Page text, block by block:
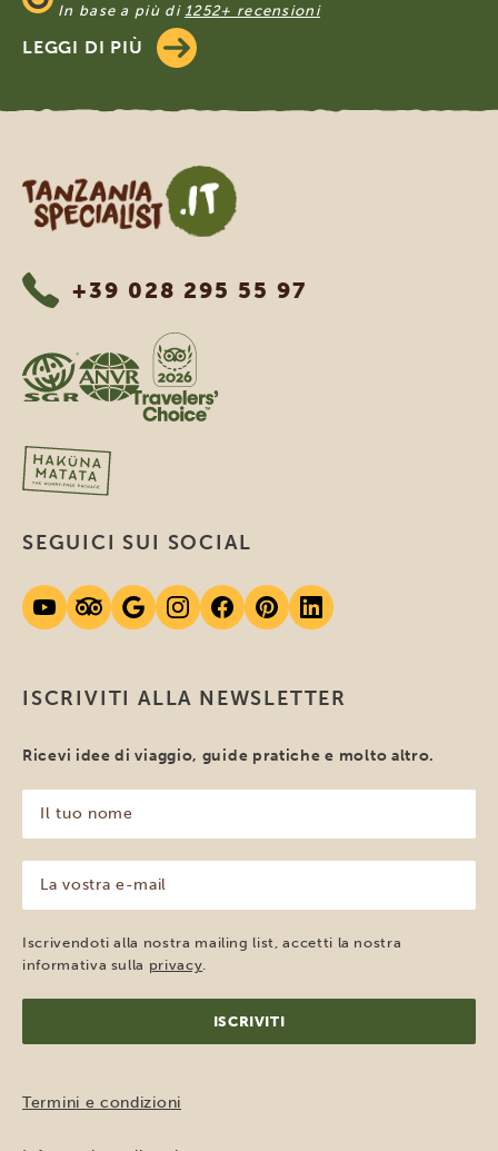
In base a più di 1252+ recensioni
LEGGI DI PIÙ
Tanzania Specialist
+39 028 295 55 97
ISCRIVITI ALLA NEWSLETTER
Ricevi idee di viaggio, guide pratiche e molto altro.
tuo
nome
(Obbligatorio)
vostra
e-
mail
(Obbligatorio)
Iscrivendoti alla nostra mailing list, accetti la nostra
informativa sulla privacy
SEGUICI SUI SOCIAL
Termini e condizioni